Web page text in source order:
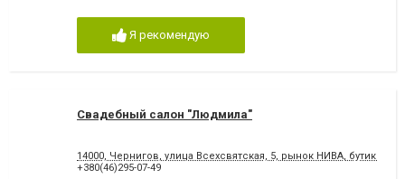
Я рекомендую
Свадебный салон "Людмила"
14000, Чернигов, улица Всехсвятская, 5, рынок НИВА, бутик 770,
+380(46)295-07-49